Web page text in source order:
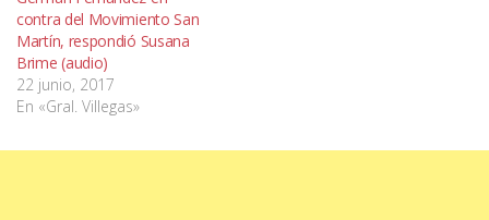
contra del Movimiento San
Martín, respondió Susana
Brime (audio)
22 junio, 2017
En «Gral. Villegas»